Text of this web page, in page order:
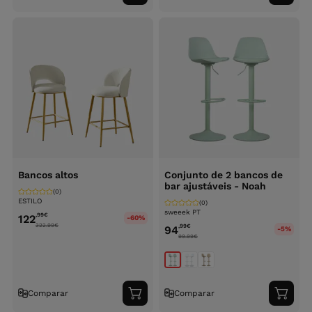
ao
ao
Bancos altos
ESTILO
(0)
122,99€
322.99€
-60%
Comparar
Adicionar
ao
Conjunto de 2 bancos de
bar ajustáveis - Noah
sweeek PT
(0)
94,99€
99.99€
-5%
Comparar
ao